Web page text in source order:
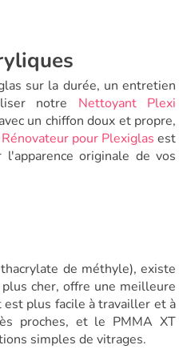
sur la durée, un entretien
notre Nettoyant Plexi
un chiffon doux et propre,
Rénovateur pour Plexiglas est
originale de vos
de méthyle), existe
cher, offre une meilleure
plus facile à travailler et à
proches, et le PMMA XT
simples de vitrages.